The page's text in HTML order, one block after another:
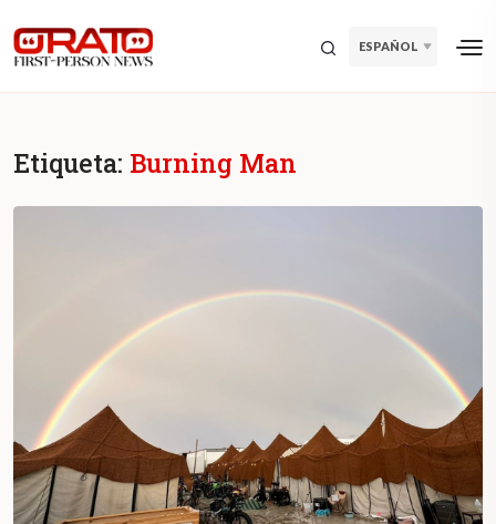
ESPAÑOL
Etiqueta: Burning Man